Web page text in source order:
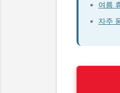
여름
자주